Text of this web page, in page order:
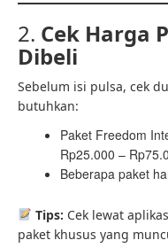
2. Cek Harga
Dibeli
Sebelum isi pulsa, cek
butuhkan:
Paket Freedom
Rp25.000 –
Beberapa paket
Tips: Cek lewat
paket khusus yang